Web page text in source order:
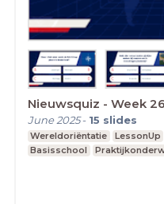
Nieuwsquiz - Week
June 2025- 15 slides
Wereldoriëntatie LessonUp
Basisschool